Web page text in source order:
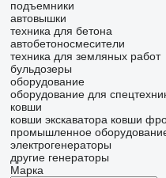
подъемники
автовышки
техника для бетона
автобетоносмесители
техника для земляных работ
бульдозеры
оборудование
оборудование для
ковши
ковши экскаватора ковши
промышленное
электрогенераторы
другие генераторы
Марка